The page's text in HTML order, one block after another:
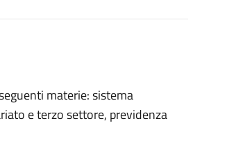
materie: sistema
e terzo settore, previdenza